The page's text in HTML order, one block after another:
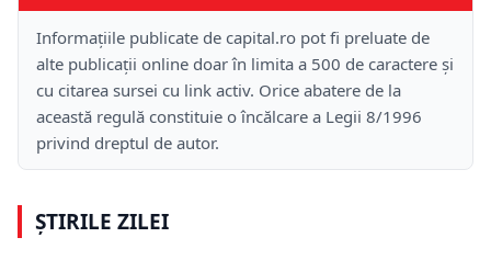
Informațiile publicate de capital.ro pot fi preluate de
alte publicații online doar în limita a 500 de caractere și
cu citarea sursei cu link activ. Orice abatere de la
această regulă constituie o încălcare a Legii 8/1996
privind dreptul de autor.
ȘTIRILE ZILEI